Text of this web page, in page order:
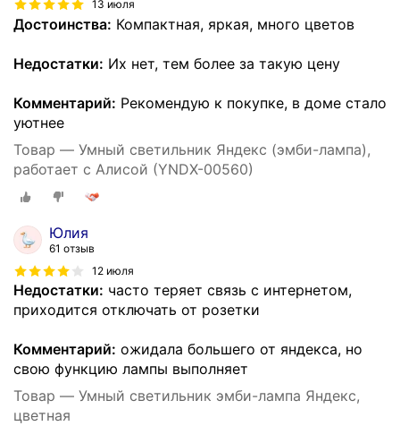
13 июля
Достоинства: Компактная, яркая, много цветов
Недостатки: Их нет, тем более за такую цену
Комментарий: Рекомендую к покупке, в доме стало
уютнее
Товар — Умный светильник Яндекс (эмби-лампа),
работает с Алисой (YNDX-00560)
Юлия
61 отзыв
12 июля
Недостатки: часто теряет связь с интернетом,
приходится отключать от розетки
Комментарий: ожидала большего от яндекса, но
свою функцию лампы выполняет
Товар — Умный светильник эмби-лампа Яндекс,
цветная